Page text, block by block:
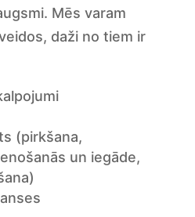
Mēs varam
daži no tiem ir
(pirkšana,
un iegāde,